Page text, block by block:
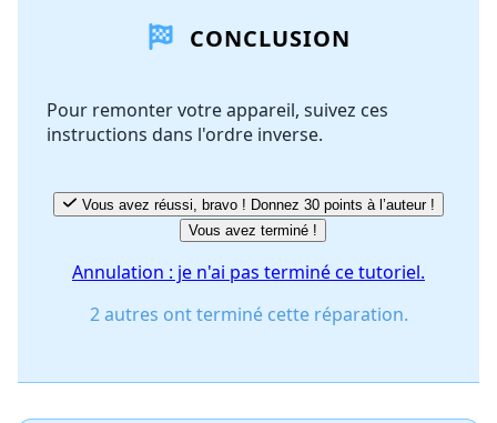
Ajouter un commentaire
Annuler Publier un commentaire
CONCLUSION
Pour remonter votre appareil, suivez ces
instructions dans l'ordre inverse.
Vous avez réussi, bravo ! Donnez 30 points à l’auteur !
Vous avez terminé !
Annulation : je n'ai pas terminé ce tutoriel.
2 autres ont terminé cette réparation.